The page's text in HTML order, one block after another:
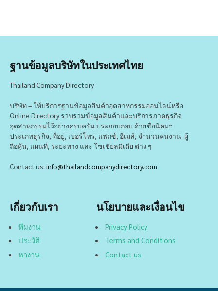
ฐานข้อมูลบริษัทในประเทศไทย
Thailand Company Directory
บริษัท – ให้บริการฐานข้อมูลสินค้าอุตสาหกรรมออนไลน์หรือ
Online Directory รวบรวมข้อมูลสินค้าและบริการภาคธุรกิจ
อุตสาหกรรมไว้อย่างครบครัน ประกอบกอบ ด้วยชื่อนิคมฯ
ประเภทธุรกิจ, ที่อยู่, เบอร์โทร, แฟกซ์, อีเมล์, จำนวนคนงาน, ผู้
ถือหุ้น, แผนที่, ระยะทาง และ โซเชียลมีเดีย ต่าง ๆ
Contact us: info@thailandcompanydirectory.com
เกี่ยวกับเรา
ทีมงาน
ประวัติ
หางาน
นโยบายและเงื่อนไข
Privacy Policy
Terms and Conditions
Contact us